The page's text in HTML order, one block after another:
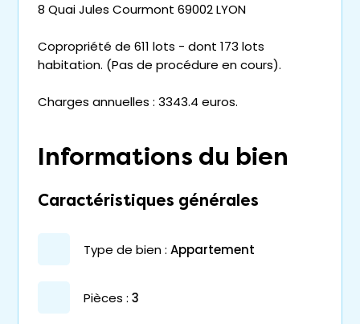
8 Quai Jules Courmont 69002 LYON
Copropriété de 611 lots - dont 173 lots
habitation. (Pas de procédure en cours).
Charges annuelles : 3343.4 euros.
Informations du bien
Caractéristiques générales
type de bien : appartement
pièces : 3